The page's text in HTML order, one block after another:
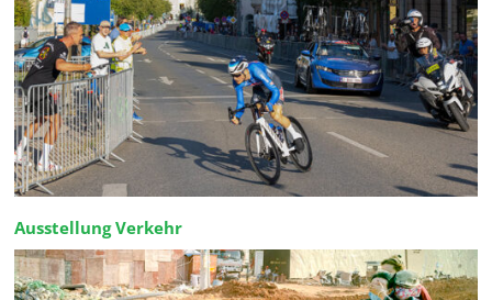
Ausstellung Verkehr